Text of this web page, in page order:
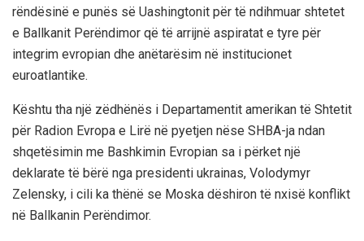
rëndësinë e punës së Uashingtonit për të ndihmuar shtetet
e Ballkanit Perëndimor që të arrijnë aspiratat e tyre për
integrim evropian dhe anëtarësim në institucionet
euroatlantike.
Kështu tha një zëdhënës i Departamentit amerikan të Shtetit
për Radion Evropa e Lirë në pyetjen nëse SHBA-ja ndan
shqetësimin me Bashkimin Evropian sa i përket një
deklarate të bërë nga presidenti ukrainas, Volodymyr
Zelensky, i cili ka thënë se Moska dëshiron të nxisë konflikt
në Ballkanin Perëndimor.